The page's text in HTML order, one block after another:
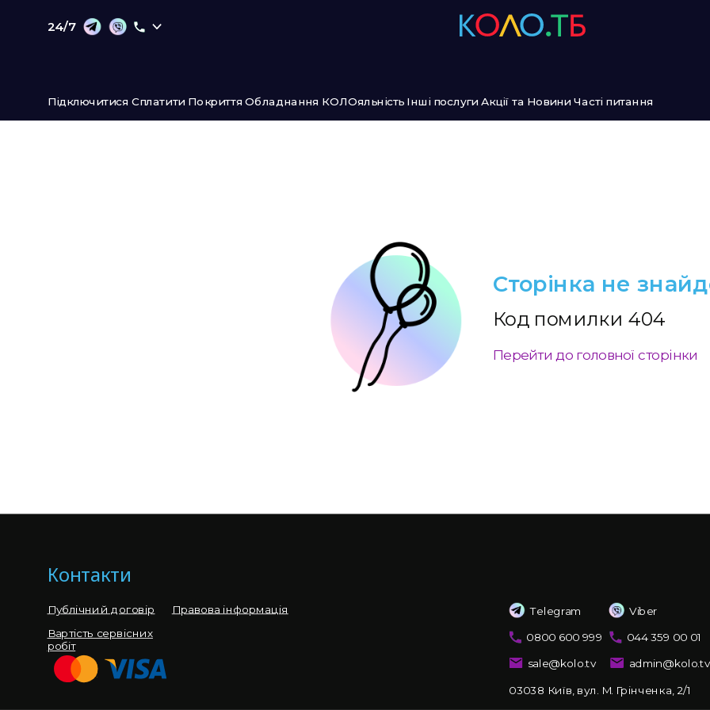
24/7
Підключитися Сплатити Покриття Обладнання КОЛОяльність Інші послуги Акції та Новини Часті питання
Сторінка не
Код помилки 404
Перейти до головної сторінки
Контакти
Публічний договір
Правова інформація
Вартість сервісних
робіт
Telegram Viber
0800 600 999 044 359 00 01
sale@kolo.tv admin@kolo.tv
03038 Київ, вул. М. Грінченка, 2/1